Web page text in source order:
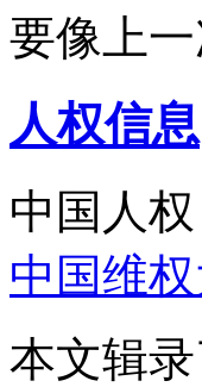
要像上
人权信息
中国人权
中国维
本文辑